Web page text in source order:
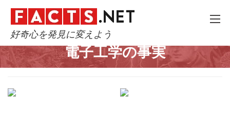
好奇心を発見に変えよう
Home 技術と科学
電子工学の事実